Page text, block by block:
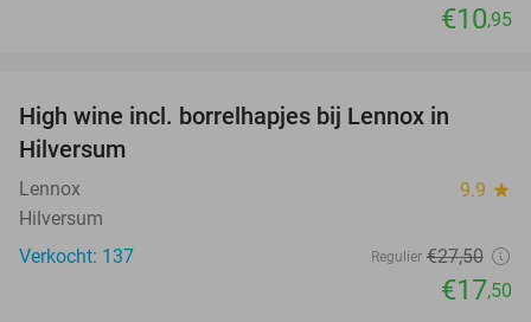
€10,95
High wine incl. borrelhapjes bij Lennox in
Hilversum
Lennox 9.9 star
Hilversum
Verkocht: 137
Regulier €27,50
€17,50